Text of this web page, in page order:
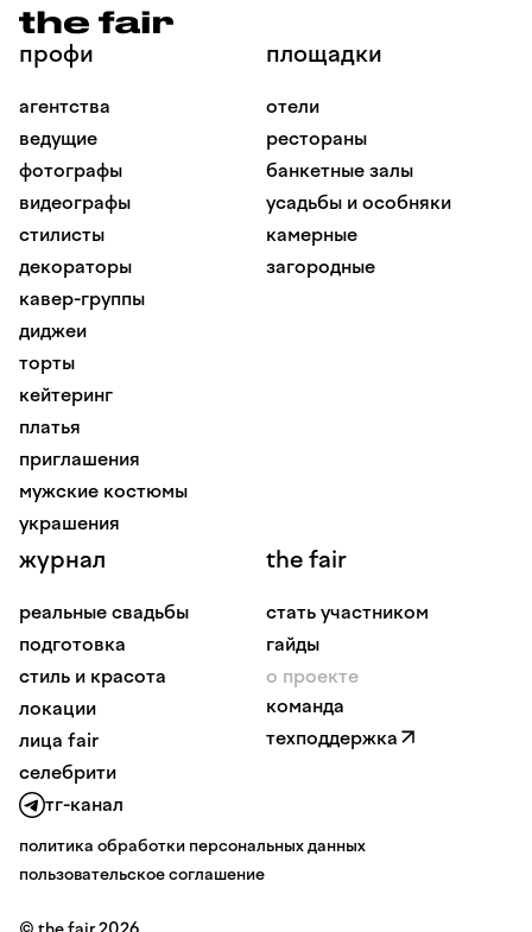
профи
агентства
ведущие
фотографы
видеографы
стилисты
декораторы
кавер-группы
диджеи
торты
кейтеринг
платья
приглашения
мужские костюмы
украшения
площадки
отели
рестораны
банкетные залы
усадьбы и особняки
камерные
загородные
журнал
реальные свадьбы
подготовка
стиль и красота
локации
лица fair
селебрити
the fair
стать участником
гайды
о проекте
команда
техподдержка
тг-канал
политика обработки персональных данных
пользовательское соглашение